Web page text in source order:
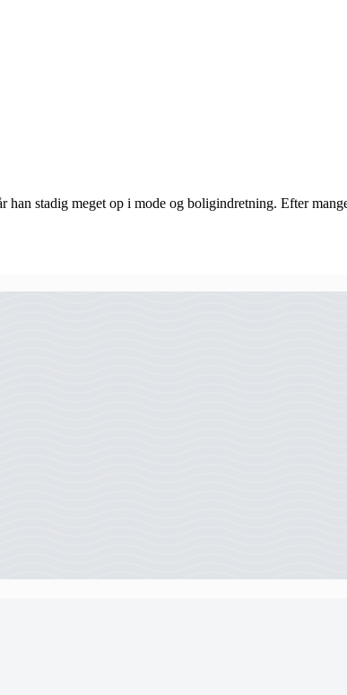
han stadig meget op i mode og boligindretning. Efter